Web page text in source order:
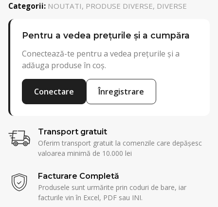
Categorii: NOUTATI, PRODUSE DIVERSE, DIVERSE
Pentru a vedea prețurile și a cumpăra
Conectează-te pentru a vedea prețurile și a
adăuga produse în coș.
Conectare Înregistrare
Transport gratuit
Oferim transport gratuit la comenzile care depășesc
valoarea minimă de 10.000 lei
Facturare Completă
Produsele sunt urmărite prin coduri de bare, iar
facturile vin în Excel, PDF sau INI.